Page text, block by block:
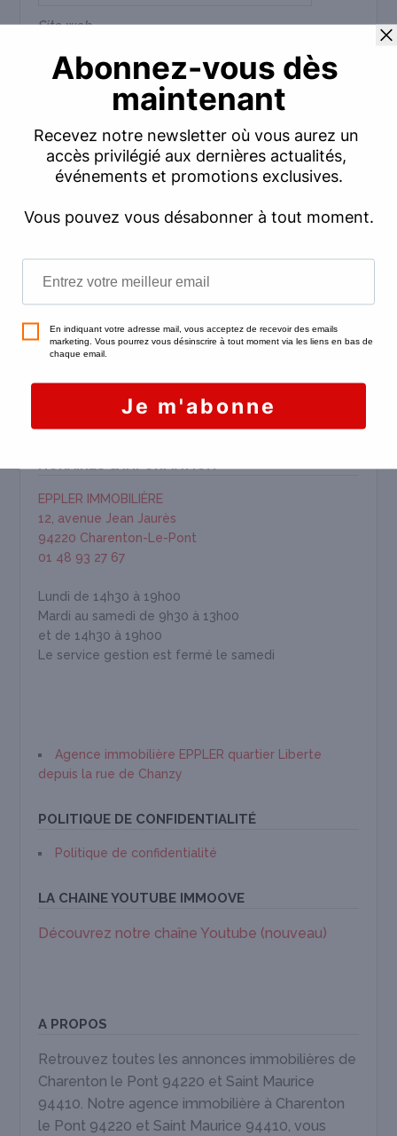
Site web
Commentaire*
HORAIRES & INFORMATION
EPPLER IMMOBILIÈRE
12, avenue Jean Jaurès
94220 Charenton-Le-Pont
01 48 93 27 67
Lundi de 14h30 à 19h00
Mardi au samedi de 9h30 à 13h00
et de 14h30 à 19h00
Le service gestion est fermé le samedi
Agence immobilière EPPLER quartier Liberte
depuis la rue de Chanzy
POLITIQUE DE CONFIDENTIALITÉ
Politique de confidentialité
LA CHAINE YOUTUBE IMMOOVE
Découvrez notre chaîne Youtube (nouveau)
A PROPOS
Retrouvez toutes les annonces immobilières de
Charenton le Pont 94220 et Saint Maurice
94410. Notre agence immobilière à Charenton
le Pont 94220 et Saint Maurice 94410, vous